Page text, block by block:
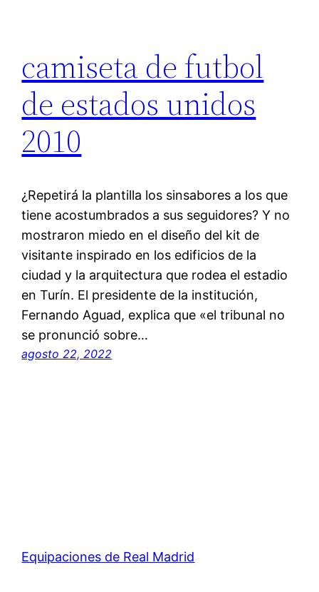
camiseta de futbol
de estados unidos
2010
¿Repetirá la plantilla los sinsabores a los que
tiene acostumbrados a sus seguidores? Y no
mostraron miedo en el diseño del kit de
visitante inspirado en los edificios de la
ciudad y la arquitectura que rodea el estadio
en Turín. El presidente de la institución,
Fernando Aguad, explica que «el tribunal no
se pronunció sobre…
agosto 22, 2022
Equipaciones de Real Madrid